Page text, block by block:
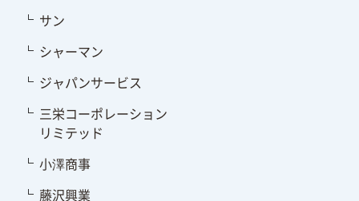
サン
シャーマン
ジャパンサービス
三栄コーポレーション
リミテッド
小澤商事
藤沢興業